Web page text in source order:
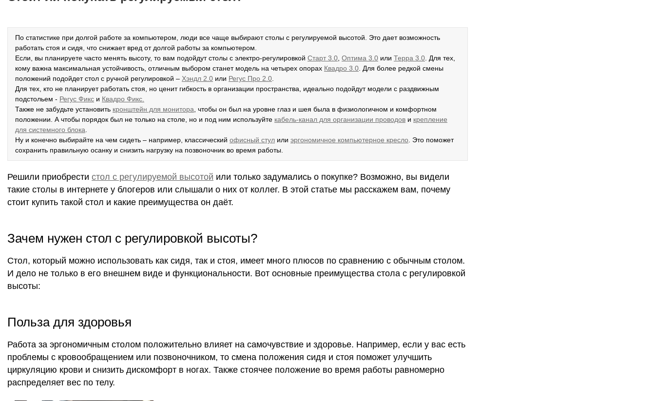
По статистике при долгой работе за компьютером, люди все чаще выбирают столы с регулируемой высотой. Это дает возможность
работать стоя и сидя, что снижает вред от долгой работы за компьютером.
Если, вы планируете часто менять высоту, то вам подойдут столы с электро-регулировкой Старт 3.0 Оптима 3.0 или Терра 3.0 . Для тех,
кому важна максимальная устойчивость, отличным выбором станет модель на четырех опорах Квадро 3.0 . Для более редкой смены
положений подойдет стол с ручной регулировкой – Хэндл 2.0 или Регус Про 2.0
Для тех, кто не планирует работать стоя, но ценит гибкость в организации пространства, идеально подойдут модели с раздвижным
подстольем - Регус Фикс и Квадро Фикс.
Также не забудьте установить кронштейн для монитора , чтобы он был на уровне глаз и шея была в физиологичном и комфортном
положении. А чтобы порядок был не только на столе, но и под ним используйте кабель-канал для организации проводов и крепление
для системного блока
Ну и конечно выбирайте на чем сидеть – например, классический офисный стул или эргономичное компьютерное кресло . Это поможет
сохранить правильную осанку и снизить нагрузку на позвоночник во время работы.
Решили приобрести стол с регулируемой высотой или только задумались о покупке? Возможно, вы видели
такие столы в интернете у блогеров или слышали о них от коллег. В этой статье мы расскажем вам, почему
стоит купить такой стол и какие преимущества он даёт.
Зачем нужен стол с регулировкой высоты?
Стол, который можно использовать как сидя, так и стоя, имеет много плюсов по сравнению с обычным столом.
И дело не только в его внешнем виде и функциональности. Вот основные преимущества стола с регулировкой
высоты:
Польза для здоровья
Работа за эргономичным столом положительно влияет на самочувствие и здоровье. Например, если у вас есть
проблемы с кровообращением или позвоночником, то смена положения сидя и стоя поможет улучшить
циркуляцию крови и снизить дискомфорт в ногах. Также стоячее положение во время работы равномерно
распределяет вес по телу.